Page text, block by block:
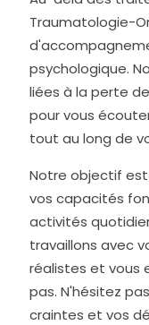
Traumatologie-
psychologique.
liées à la perte
pour vous
tout au long de
Notre objectif
vos capacités
activités
travaillons avec
réalistes et vous
pas. N'hésitez
craintes et vos